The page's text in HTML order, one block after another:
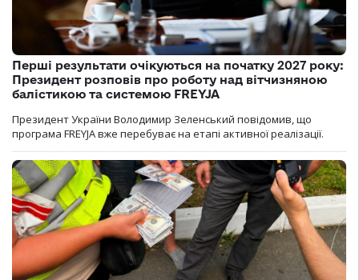
Перші результати очікуються на початку 2027 року:
Президент розповів про роботу над вітчизняною
балістикою та системою FREYJA
Президент України Володимир Зеленський повідомив, що
програма FREYJA вже перебуває на етапі активної реалізації.